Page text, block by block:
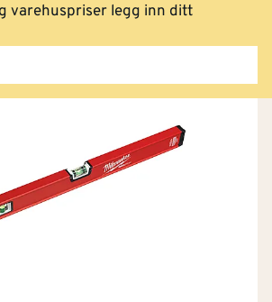
varehuspriser legg inn ditt